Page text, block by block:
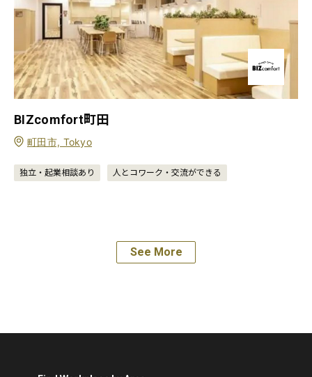
BIZcomfort町田
町田市, Tokyo
独立・起業相談あり 人とコワーク・交流ができる
See More